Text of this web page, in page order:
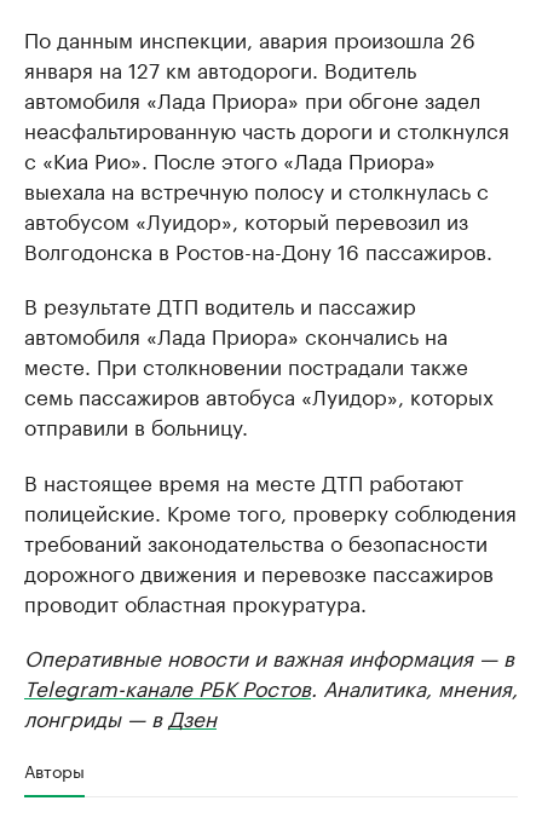
По данным инспекции, авария произошла 26
января на 127 км автодороги. Водитель
автомобиля «Лада Приора» при обгоне задел
неасфальтированную часть дороги и столкнулся
с «Киа Рио». После этого «Лада Приора»
выехала на встречную полосу и столкнулась с
автобусом «Луидор», который перевозил из
Волгодонска в Ростов-на-Дону 16 пассажиров.
В результате ДТП водитель и пассажир
автомобиля «Лада Приора» скончались на
месте. При столкновении пострадали также
семь пассажиров автобуса «Луидор», которых
отправили в больницу.
В настоящее время на месте ДТП работают
полицейские. Кроме того, проверку соблюдения
требований законодательства о безопасности
дорожного движения и перевозке пассажиров
проводит областная прокуратура.
Оперативные новости и важная информация — в
Telegram-канале РБК Ростов. Аналитика, мнения,
лонгриды — в Дзен
Авторы